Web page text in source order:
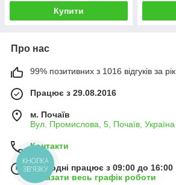
Купити
Про нас
99% позитивних з 1016 відгуків за рік
Працює з 29.08.2016
м. Почаїв
Вул. Промислова, 5, Почаїв, Україна
Контакти
Сьогодні працює з 09:00 до 16:00
Показати весь графік роботи
КНОПКА
ЗВ'ЯЗКУ